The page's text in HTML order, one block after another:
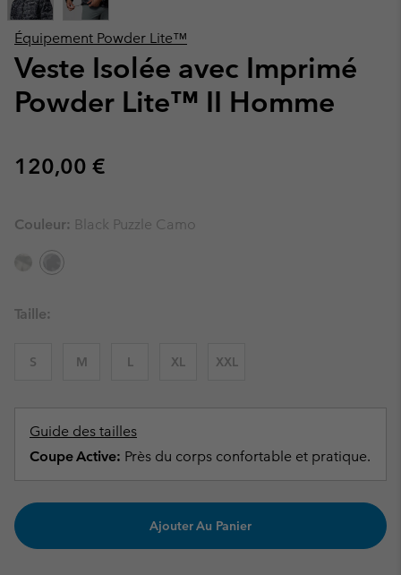
Équipement Powder Lite™
Veste Isolée avec Imprimé
Powder Lite™ II Homme
Regular price:
120,00 €
Couleur: Black Puzzle Camo
Taille:
S M L XL XXL
Guide des tailles
Coupe Active: Près du corps confortable et pratique.
Ajouter Au Panier